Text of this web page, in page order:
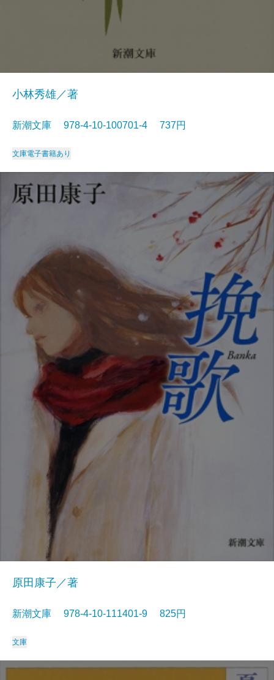
小林秀雄／著
新潮文庫 978-4-10-100701-4 737円
文庫電子書籍あり
原田康子／著
新潮文庫 978-4-10-111401-9 825円
文庫